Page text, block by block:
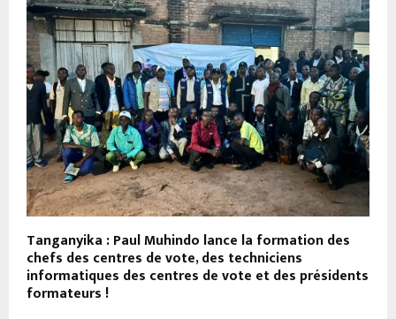
Tanganyika : Paul Muhindo lance la formation des
chefs des centres de vote, des techniciens
informatiques des centres de vote et des présidents
formateurs !